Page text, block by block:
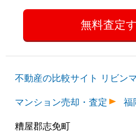
不動産の比較サイト リビン
マンション売却・査定
福
糟屋郡志免町